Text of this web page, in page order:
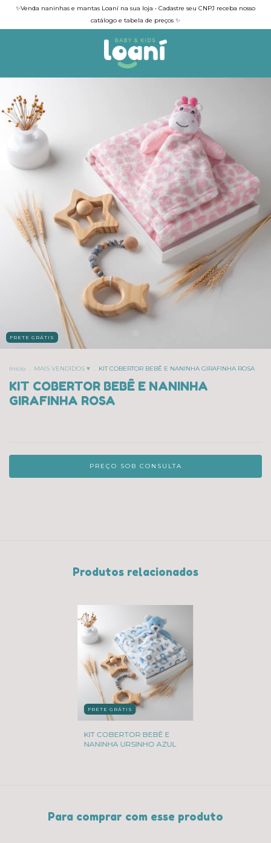
✨Venda naninhas e mantas Loaní na sua loja • Cadastre seu CNPJ receba nosso
catálogo e tabela de preços ✨
FRETE GRÁTIS
Início . MAIS VENDIDOS ♥ . KIT COBERTOR BEBÊ E NANINHA GIRAFINHA ROSA
KIT COBERTOR BEBÊ E NANINHA
GIRAFINHA ROSA
Produtos relacionados
FRETE GRÁTIS
KIT COBERTOR BEBÊ E
NANINHA URSINHO AZUL
Para comprar com esse produto